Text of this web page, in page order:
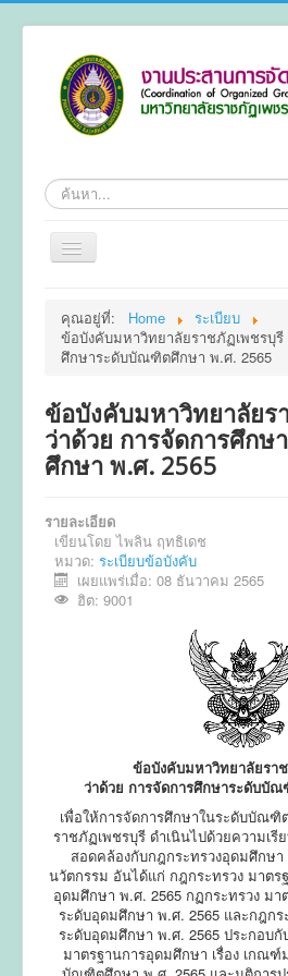
ค้นหา
สลับ
เน
ชั่น
ข้อมูลทั่วไป
ระเบียบ
การลงทะเบียน
ข่าวประชาสัมพันธ์
ข่าวประชุมวิชาการ
ข่าวรับสมัคร
คุณอยู่ที่: Home
ระเบียบ
ข้อบังคับมหาวิทยาลัยราชภัฏเพชรบุรี
ศึกษาระดับบัณฑิตศึกษา พ.ศ. 2565
ข้อบังคับมหาวิทยาลัยร
ว่าด้วย การจัดการศึก
ศึกษา พ.ศ. 2565
รายละเอียด
เขียนโดยไพลิน ฤทธิเดช
หมวด: ระเบียบข้อบังคับ
เผยแพร่เมื่อ: 08 ธันวาคม 2565
ฮิต: 9001
ข้อบังคับมหาวิทยาลัยรา
ว่าด้วย การจัดการศึกษาระดับบั
เพื่อให้การจัดการศึกษาในระดับบัณ
ราชภัฏเพชรบุรี ดำเนินไปด้วยความเ
สอดคล้องกับกฎกระทรวงอุดมศึกษ
นวัตกรรม อันได้แก่ กฎกระทรวง มาตร
อุดมศึกษา พ.ศ. 2565 กฏกระทรวง ม
ระดับอุดมศึกษา พ.ศ. 2565 และกฎก
ระดับอุดมศึกษา พ.ศ. 2565 ประกอบ
มาตรฐานการอุดมศึกษา เรื่อง เกณ